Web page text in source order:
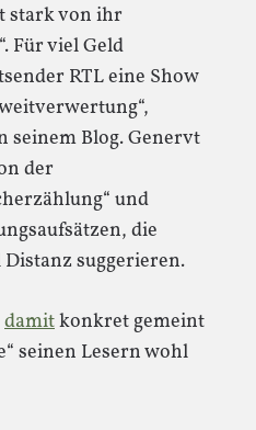
stark von ihr
Für viel Geld
RTL eine Show
seinem Blog. Genervt
der
und
die
suggerieren.
damitkonkret gemeint
seinen Lesern wohl